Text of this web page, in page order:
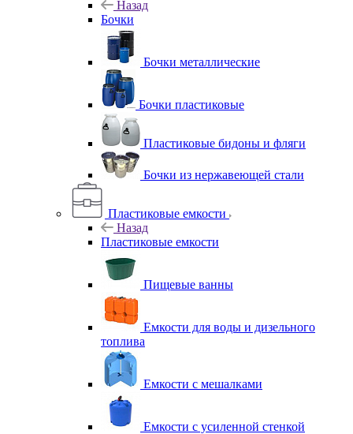
Назад
Бочки
Бочки металлические
Бочки пластиковые
Пластиковые бидоны и фляги
Бочки из нержавеющей стали
Пластиковые емкости
Назад
Пластиковые емкости
Пищевые ванны
Емкости для воды и дизельного
топлива
Емкости с мешалками
Емкости с усиленной стенкой